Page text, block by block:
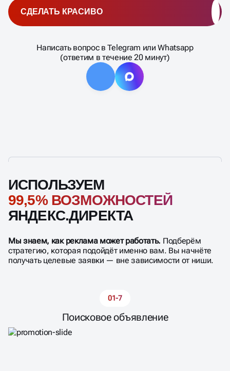
Написать вопрос в Telegram или Whatsapp
(ответим в течение 20 минут)
СДЕЛАТЬ КРАСИВО
ИСПОЛЬЗУЕМ
99,5% ВОЗМОЖНОСТЕЙ
ЯНДЕКС.ДИРЕКТА
Мы знаем, как реклама может работать. Подберём
стратегию, которая подойдёт именно вам. Вы начнёте
получать целевые заявки — вне зависимости от ниши.
02-7
Текстово-графическое объявление